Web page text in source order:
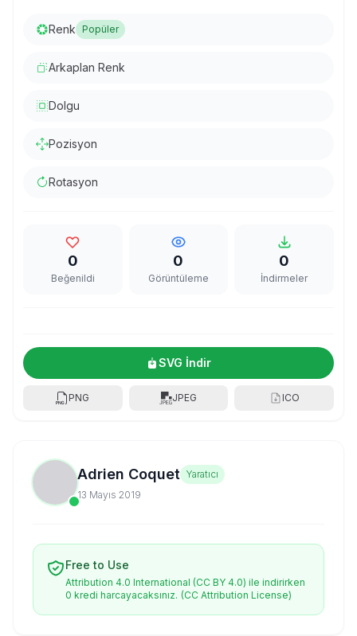
Renk Popüler
Arkaplan Renk
Dolgu
Pozisyon
Rotasyon
0
Beğenildi
0
Görüntüleme
0
İndirmeler
SVG İndir
PNG JPEG ICO
Adrien Coquet Yaratıcı
13 Mayıs 2019
Free to Use
Attribution 4.0 International (CC BY 4.0) ile indirirken
0 kredi harcayacaksınız. (CC Attribution License)